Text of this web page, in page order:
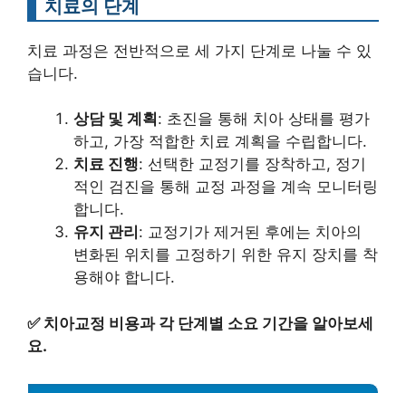
치료의 단계
치료 과정은 전반적으로 세 가지 단계로 나눌 수 있
습니다.
상담 및 계획 : 초진을 통해 치아 상태를 평가
하고, 가장 적합한 치료 계획을 수립합니다.
치료 진행: 선택한 교정기를 장착하고, 정기
적인 검진을 통해 교정 과정을 계속 모니터링
합니다.
유지 관리 : 교정기가 제거된 후에는 치아의
변화된 위치를 고정하기 위한 유지 장치를 착
용해야 합니다.
✅ 치아교정 비용과 각 단계별 소요 기간을 알아보세
요.